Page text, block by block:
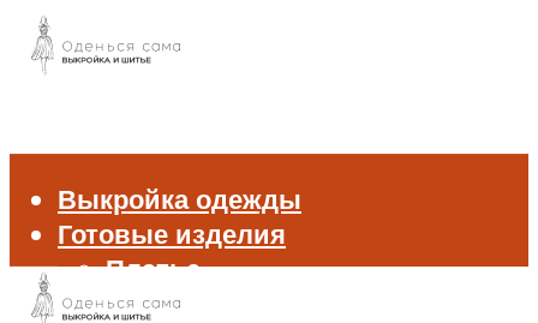
Выкройка одежды
Готовые изделия
Платье
Брюки